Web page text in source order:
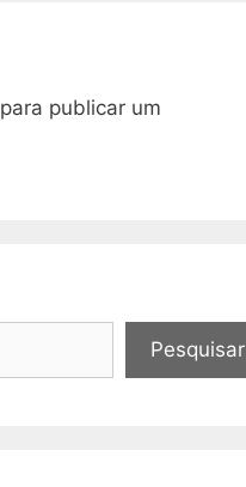
para publicar um
Pesquisar